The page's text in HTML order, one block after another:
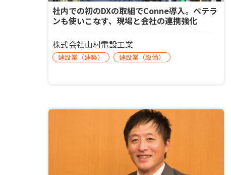
社内での初のDXの取組でConne導入。ベテラ
ンも使いこなす、現場と会社の連携強化
株式会社山村電設工業
建設業（建築） 建設業（設備）